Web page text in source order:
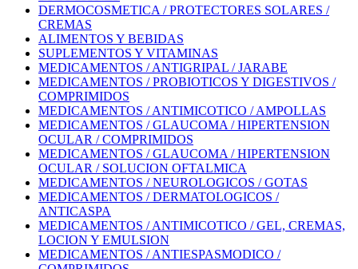
DERMOCOSMETICA / PROTECTORES SOLARES /
CREMAS
ALIMENTOS Y BEBIDAS
SUPLEMENTOS Y VITAMINAS
MEDICAMENTOS / ANTIGRIPAL / JARABE
MEDICAMENTOS / PROBIOTICOS Y DIGESTIVOS /
COMPRIMIDOS
MEDICAMENTOS / ANTIMICOTICO / AMPOLLAS
MEDICAMENTOS / GLAUCOMA / HIPERTENSION
OCULAR / COMPRIMIDOS
MEDICAMENTOS / GLAUCOMA / HIPERTENSION
OCULAR / SOLUCION OFTALMICA
MEDICAMENTOS / NEUROLOGICOS / GOTAS
MEDICAMENTOS / DERMATOLOGICOS /
ANTICASPA
MEDICAMENTOS / ANTIMICOTICO / GEL, CREMAS,
LOCION Y EMULSION
MEDICAMENTOS / ANTIESPASMODICO /